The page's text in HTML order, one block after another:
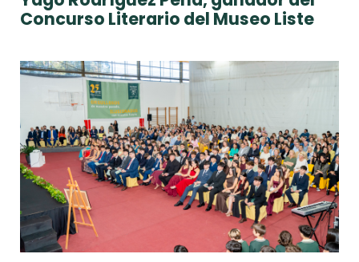
Concurso Literario del Museo Liste